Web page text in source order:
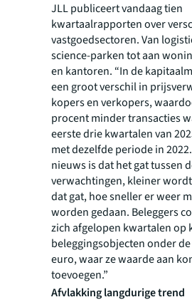
JLL publiceert vandaag tien
kwartaalrapporten over
vastgoedsectoren. Van
science-parken tot aan
en kantoren. “In de
een groot verschil in
kopers en verkopers,
procent minder transacties
eerste drie kwartalen van
met dezelfde periode in
nieuws is dat het gat tussen
verwachtingen, kleiner
dat gat, hoe sneller er weer
worden gedaan. Beleggers
zich afgelopen kwartalen op
beleggingsobjecten onder
euro, waar ze waarde aan
toevoegen.”
Afvlakking langdurige trend